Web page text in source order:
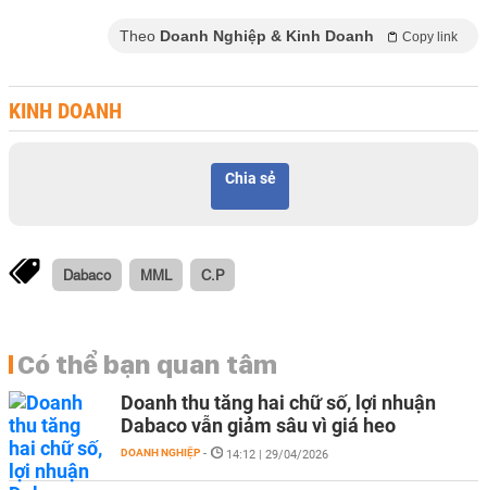
Theo Doanh Nghiệp & Kinh Doanh Copy link
KINH DOANH
Chia sẻ
Dabaco MML C.P
Có thể bạn quan tâm
Doanh thu tăng hai chữ số, lợi nhuận
Dabaco vẫn giảm sâu vì giá heo
DOANH NGHIỆP - 14:12 | 29/04/2026